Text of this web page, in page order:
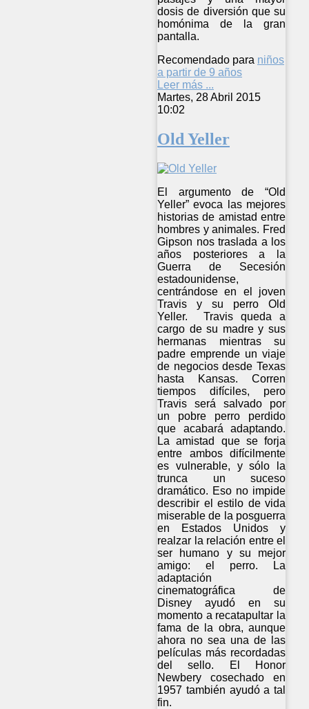
dosis de diversión que su
homónima de la gran
pantalla.
Recomendado para niños
a partir de 9 años
Leer más ...
Martes, 28 Abril 2015
10:02
Old Yeller
El argumento de “Old
Yeller” evoca las mejores
historias de amistad entre
hombres y animales. Fred
Gipson nos traslada a los
años posteriores a la
Guerra de Secesión
estadounidense,
centrándose en el joven
Travis y su perro Old
Yeller. Travis queda a
cargo de su madre y sus
hermanas mientras su
padre emprende un viaje
de negocios desde Texas
hasta Kansas. Corren
tiempos difíciles, pero
Travis será salvado por
un pobre perro perdido
que acabará adaptando.
La amistad que se forja
entre ambos difícilmente
es vulnerable, y sólo la
trunca un suceso
dramático. Eso no impide
describir el estilo de vida
miserable de la posguerra
en Estados Unidos y
realzar la relación entre el
ser humano y su mejor
amigo: el perro. La
adaptación
cinematográfica de
Disney ayudó en su
momento a recatapultar la
fama de la obra, aunque
ahora no sea una de las
películas más recordadas
del sello. El Honor
Newbery cosechado en
1957 también ayudó a tal
fin.